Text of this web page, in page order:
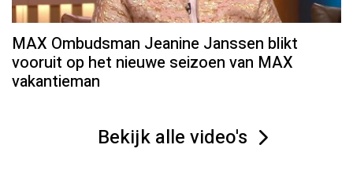
MAX Ombudsman Jeanine Janssen blikt
vooruit op het nieuwe seizoen van MAX
vakantieman
Bekijk alle video's